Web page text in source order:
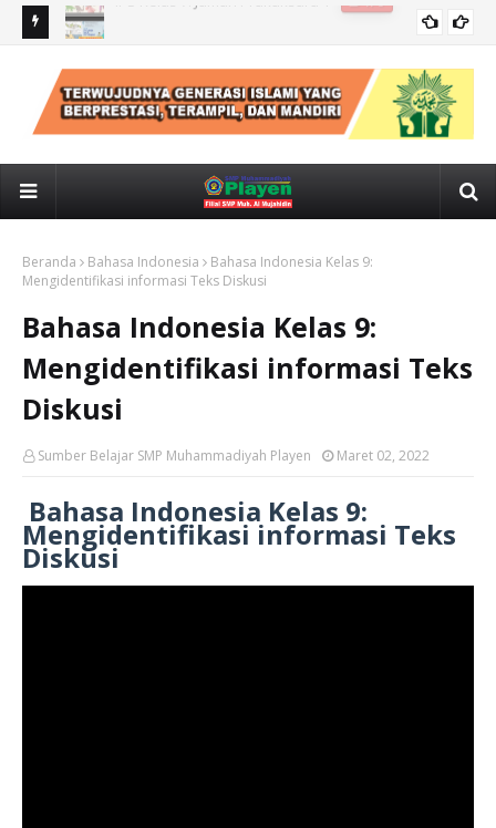
IPS
Beranda Bahasa Indonesia
Bahasa Indonesia Kelas 9:
Mengidentifikasi informasi Teks Diskusi
Bahasa Indonesia Kelas 9:
Mengidentifikasi informasi Teks
Diskusi
Sumber Belajar SMP Muhammadiyah Playen Maret 02, 2022
Bahasa Indonesia Kelas 9:
Mengidentifikasi informasi Teks
Diskusi